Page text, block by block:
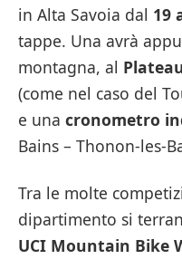
in Alta Savoia dal 19
tappe. Una avrà
montagna, al
(come nel caso del
e una cronometro
Bains – Thonon-les-
Tra le molte
dipartimento si
UCI Mountain Bike